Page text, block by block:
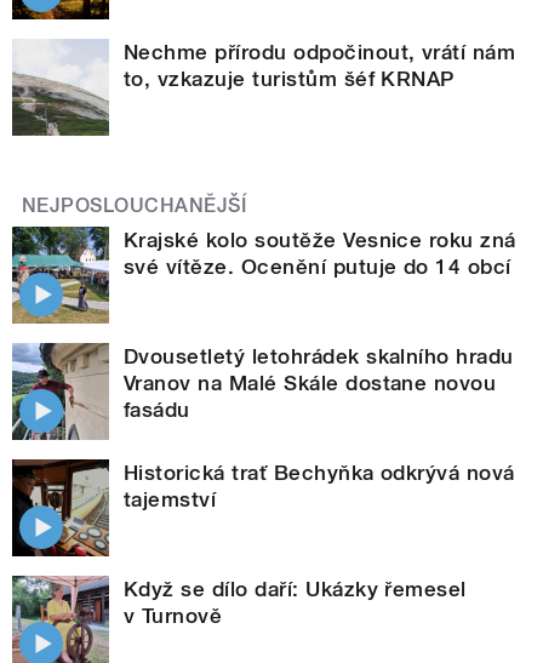
Nechme přírodu odpočinout, vrátí nám
to, vzkazuje turistům šéf KRNAP
NEJPOSLOUCHANĚJŠÍ
Krajské kolo soutěže Vesnice roku zná
své vítěze. Ocenění putuje do 14 obcí
Dvousetletý letohrádek skalního hradu
Vranov na Malé Skále dostane novou
fasádu
Historická trať Bechyňka odkrývá nová
tajemství
Když se dílo daří: Ukázky řemesel
v Turnově